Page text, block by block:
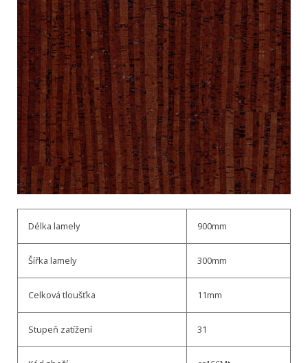
Délka lamely 900mm
Šířka lamely 300mm
Celková tloušťka 11mm
Stupeň zatížení 31